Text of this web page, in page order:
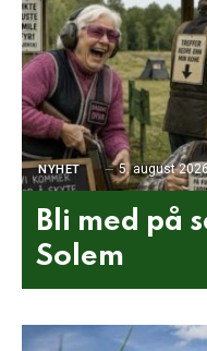
NYHET 5. august
Bli med på
Solem